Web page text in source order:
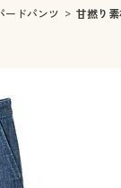
通販すべて
着
家電・雑貨す
ードパンツ 甘撚り